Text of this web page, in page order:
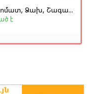
Ձախ, Շագանակագույն
է